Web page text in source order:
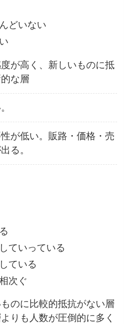
どいない
度が高く、新しいものに抵
な層
が低い。販路・価格・売
る。
ていっている
ている
次ぐ
ものに比較的抵抗がない層
よりも人数が圧倒的に多く